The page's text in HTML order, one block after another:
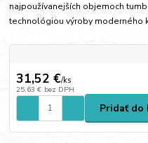
najpoužívanejších objemoch
technológiou výroby moderného
31,52 €/ks
25,63 € bez DPH
Pridať do